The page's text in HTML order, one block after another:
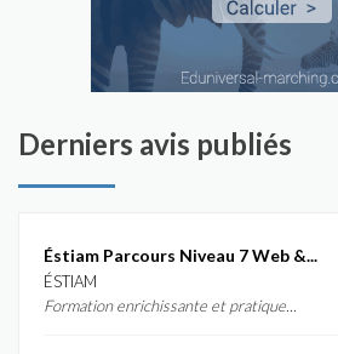
Derniers avis publiés
Éstiam Parcours Niveau 7 Web &...
ÉSTIAM
Formation enrichissante et pratique...